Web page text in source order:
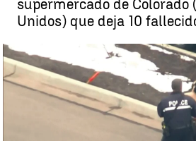
supermercado de Colorado
Unidos) que deja 10
Al menos 10 muertos, incluido un
en un